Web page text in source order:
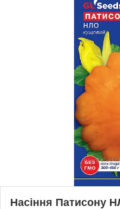
Насіння Патисону